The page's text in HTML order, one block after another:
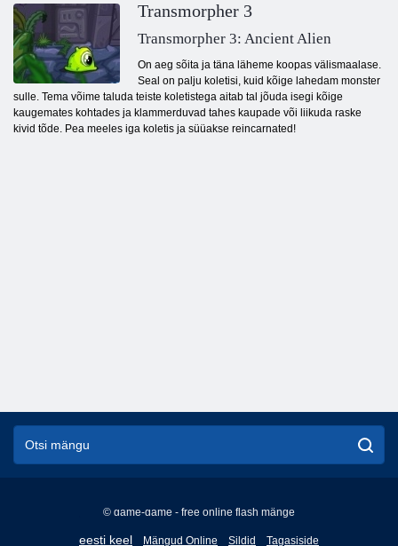
Transmorpher 3
Transmorpher 3: Ancient Alien
On aeg sõita ja täna läheme koopas välismaalase.
Seal on palju koletisi, kuid kõige lahedam monster
sulle. Tema võime taluda teiste koletistega aitab tal jõuda isegi kõige
kaugemates kohtades ja klammerduvad tahes kaupade või liikuda raske
kivid tõde. Pea meeles iga koletis ja süüakse reincarnated!
© game-game - free online flash mänge
eesti keel
English
Mängud Online Sildid Tagasiside